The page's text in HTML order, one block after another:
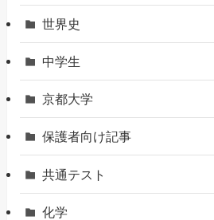
世界史
中学生
京都大学
保護者向け記事
共通テスト
化学